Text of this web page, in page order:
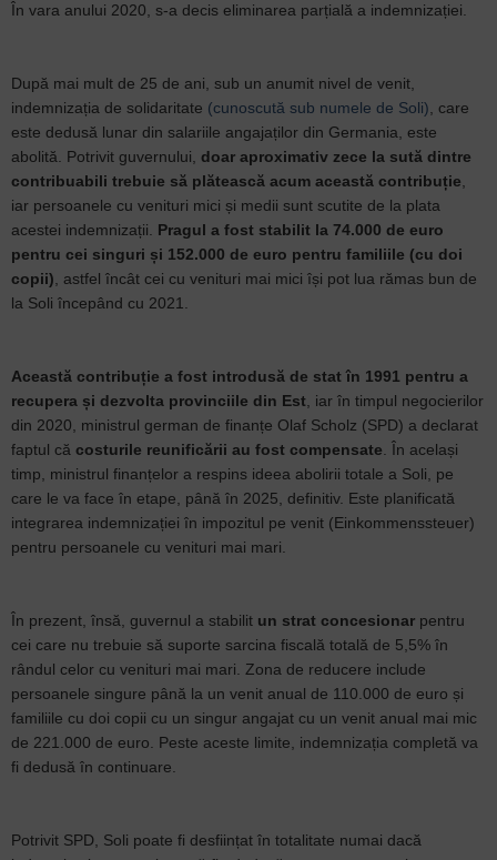
În vara anului 2020, s-a decis eliminarea parțială a indemnizației.
După mai mult de 25 de ani, sub un anumit nivel de venit,
indemnizația de solidaritate (cunoscută sub numele de Soli), care
este dedusă lunar din salariile angajaților din Germania, este
abolită. Potrivit guvernului, doar aproximativ zece la sută dintre
contribuabili trebuie să plătească acum această contribuție,
iar persoanele cu venituri mici și medii sunt scutite de la plata
acestei indemnizații. Pragul a fost stabilit la 74.000 de euro
pentru cei singuri și 152.000 de euro pentru familiile (cu doi
copii), astfel încât cei cu venituri mai mici își pot lua rămas bun de
la Soli începând cu 2021.
Această contribuție a fost introdusă de stat în 1991 pentru a
recupera și dezvolta provinciile din Est, iar în timpul negocierilor
din 2020, ministrul german de finanțe Olaf Scholz (SPD) a declarat
faptul că costurile reunificării au fost compensate. În același
timp, ministrul finanțelor a respins ideea abolirii totale a Soli, pe
care le va face în etape, până în 2025, definitiv. Este planificată
integrarea indemnizației în impozitul pe venit (Einkommenssteuer)
pentru persoanele cu venituri mai mari.
În prezent, însă, guvernul a stabilit un strat concesionar pentru
cei care nu trebuie să suporte sarcina fiscală totală de 5,5% în
rândul celor cu venituri mai mari. Zona de reducere include
persoanele singure până la un venit anual de 110.000 de euro și
familiile cu doi copii cu un singur angajat cu un venit anual mai mic
de 221.000 de euro. Peste aceste limite, indemnizația completă va
fi dedusă în continuare.
Potrivit SPD, Soli poate fi desființat în totalitate numai dacă